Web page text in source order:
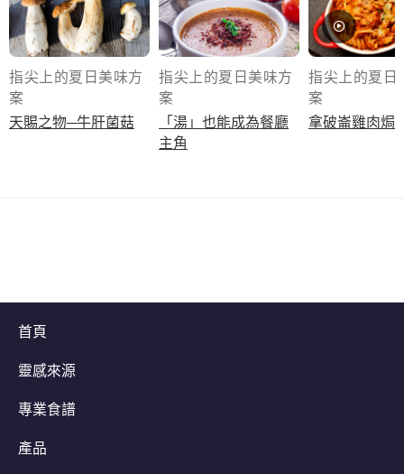
指尖上的夏日美味方
案
天賜之物─牛肝菌菇
指尖上的夏日美味方
案
「湯」也能成為餐廳
主角
指尖上的夏日
案
拿破崙雞肉焗
首頁
靈感來源
專業食譜
產品